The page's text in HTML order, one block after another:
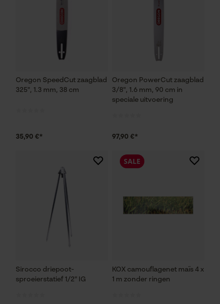
Oregon SpeedCut zaagblad
325", 1.3 mm, 38 cm
35,90 €*
Oregon PowerCut zaagblad
3/8", 1.6 mm, 90 cm in
speciale uitvoering
97,90 €*
Sirocco driepoot-
sproeierstatief 1/2" IG
KOX camouflagenet maïs 4 x
1 m zonder ringen
SALE